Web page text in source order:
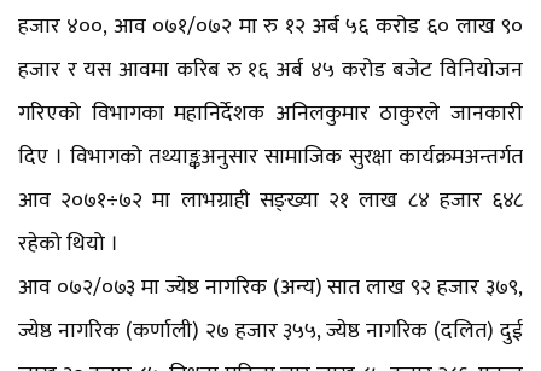
हजार ४००, आव ०७१/०७२ मा रु १२ अर्ब ५६ करोड ६० लाख ९०
हजार र यस आवमा करिब रु १६ अर्ब ४५ करोड बजेट विनियोजन
गरिएको विभागका महानिर्देशक अनिलकुमार ठाकुरले जानकारी
दिए । विभागको तथ्याङ्कअनुसार सामाजिक सुरक्षा कार्यक्रमअन्तर्गत
आव २०७१÷७२ मा लाभग्राही सङ्ख्या २१ लाख ८४ हजार ६४८
रहेको थियो ।
आव ०७२/०७३ मा ज्येष्ठ नागरिक (अन्य) सात लाख ९२ हजार ३७९,
ज्येष्ठ नागरिक (कर्णाली) २७ हजार ३५५, ज्येष्ठ नागरिक (दलित) दुई